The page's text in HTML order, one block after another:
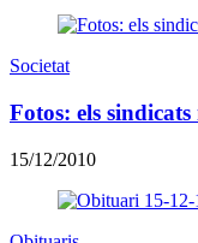
Societat
Fotos: els
15/12/2010